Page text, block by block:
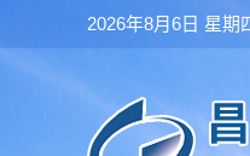
2026年8月6日 星期